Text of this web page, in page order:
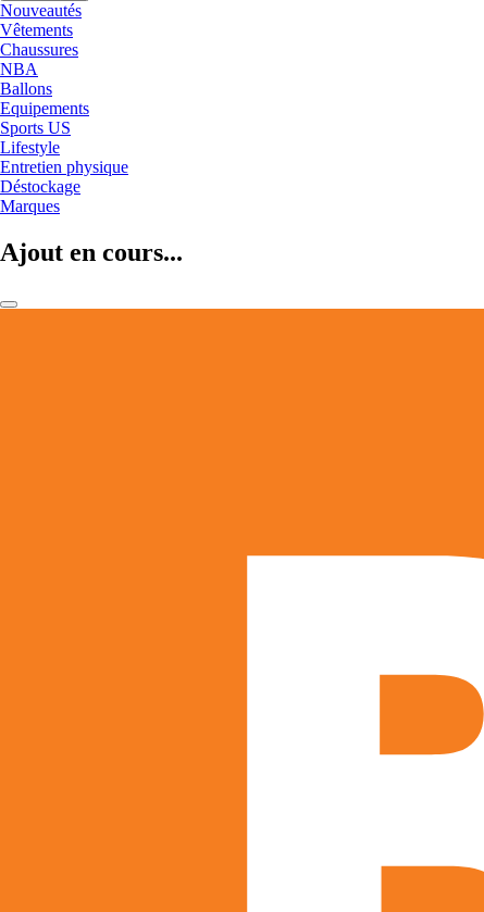
Nouveautés
Vêtements
Chaussures
NBA
Ballons
Equipements
Sports US
Lifestyle
Entretien physique
Déstockage
Marques
Ajout en cours...